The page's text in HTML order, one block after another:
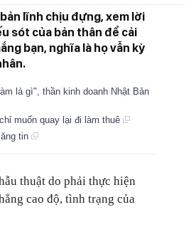
lĩnh chịu đựng, xem lời
sót của bản thân để cải
bạn, nghĩa là họ vẫn kỳ
là gì", thần kinh doanh Nhật Bản
muốn quay lại đi làm thuê
tin
thuật do phải thực hiện
cao độ, tình trạng của